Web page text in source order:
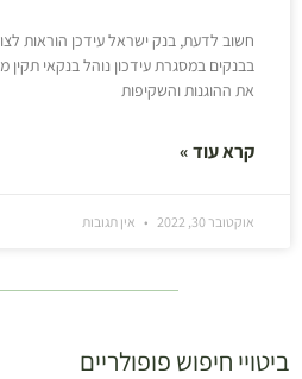
חשוב לדעת, בנק ישראל עידכן הוראות
את ההוגנות והשקיפות
קרא עוד »
אוקטובר 30, 2022 אין תגובות
ביטויי חיפוש פופולריים